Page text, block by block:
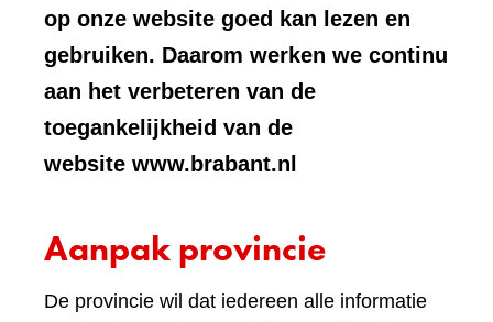
op onze website goed kan lezen en
gebruiken. Daarom werken we continu
aan het verbeteren van de
toegankelijkheid van de
website www.brabant.nl
Aanpak provincie
De provincie wil dat iedereen alle informatie